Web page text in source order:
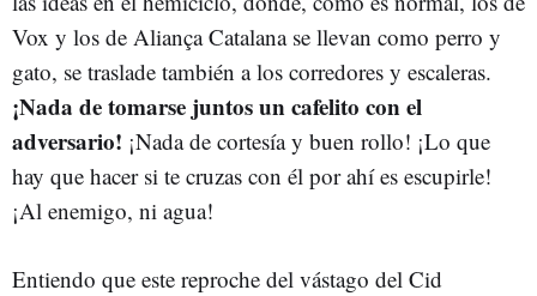
Vox y los de Aliança Catalana se llevan como perro y
gato, se traslade también a los corredores y escaleras.
¡Nada de tomarse juntos un cafelito con el
adversario! ¡Nada de cortesía y buen rollo! ¡Lo que
hay que hacer si te cruzas con él por ahí es escupirle!
¡Al enemigo, ni agua!
Entiendo que este reproche del vástago del Cid